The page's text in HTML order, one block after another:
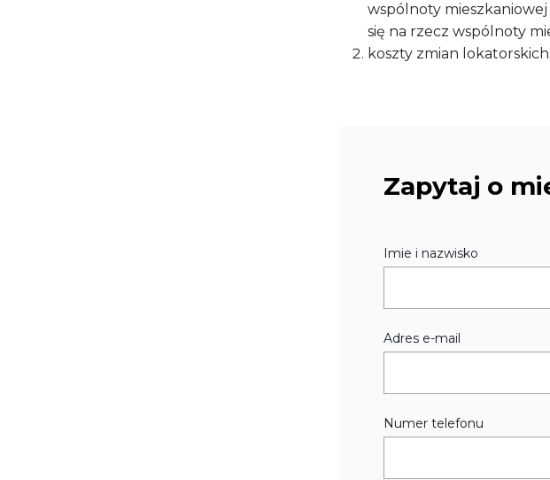
wspólnoty mieszkaniowej
się na rzecz wspólnoty
koszty zmian
Zapytaj o
Imie i nazwisko
Adres e-mail
Numer telefonu